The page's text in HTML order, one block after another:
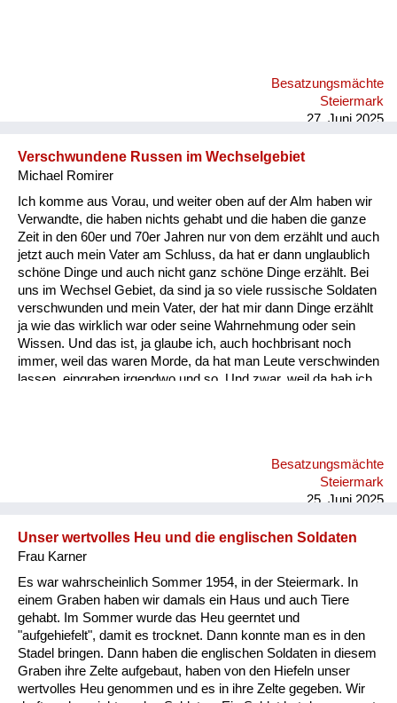
Wiederaufbau und
Wohnen
Besatzungsmächte
Steiermark
27. Juni 2025
Verschwundene Russen im Wechselgebiet
Michael Romirer
Ich komme aus Vorau, und weiter oben auf der Alm haben wir
Verwandte, die haben nichts gehabt und die haben die ganze
Zeit in den 60er und 70er Jahren nur von dem erzählt und auch
jetzt auch mein Vater am Schluss, da hat er dann unglaublich
schöne Dinge und auch nicht ganz schöne Dinge erzählt. Bei
uns im Wechsel Gebiet, da sind ja so viele russische Soldaten
verschwunden und mein Vater, der hat mir dann Dinge erzählt
ja wie das wirklich war oder seine Wahrnehmung oder sein
Wissen. Und das ist, ja glaube ich, auch hochbrisant noch
immer, weil das waren Morde, da hat man Leute verschwinden
lassen, eingraben irgendwo und so. Und zwar, weil da hab ich
Seppling-Karndorf haben sich die Bauern dann getroffen, weil
er war der der höchstgelegene Bauernhof, am nächs...
Besatzungsmächte
Steiermark
25. Juni 2025
Unser wertvolles Heu und die englischen Soldaten
Frau Karner
Es war wahrscheinlich Sommer 1954, in der Steiermark. In
einem Graben haben wir damals ein Haus und auch Tiere
gehabt. Im Sommer wurde das Heu geerntet und
"aufgehiefelt", damit es trocknet. Dann konnte man es in den
Stadel bringen. Dann haben die englischen Soldaten in diesem
Graben ihre Zelte aufgebaut, haben von den Hiefeln unser
wertvolles Heu genommen und es in ihre Zelte gegeben. Wir